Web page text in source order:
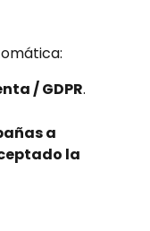
/ GDPR.
a
la